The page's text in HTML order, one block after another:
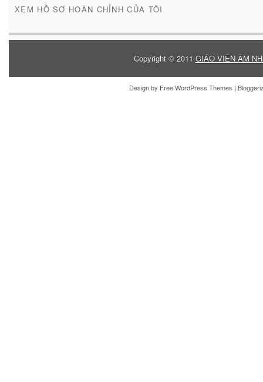
XEM HỒ SƠ HOÀN CHỈNH CỦA TÔI
Copyright © 2011 GIÁO VIÊN ÂM
Design by Free WordPress Themes |